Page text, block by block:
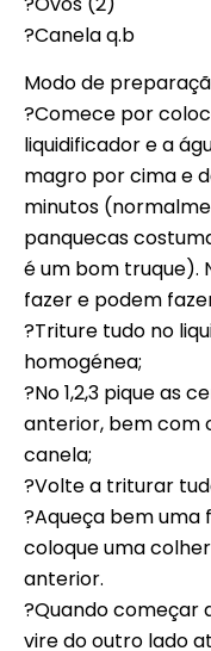
?Canela q.b
Modo de
?Comece por
liquidificador e a
magro por cima e
minutos
panquecas
é um bom truque).
fazer e podem
?Triture tudo no
homogénea;
?No 1,2,3 pique as
anterior, bem com
canela;
?Volte a triturar
?Aqueça bem
coloque uma
anterior.
?Quando começar
vire do outro lado